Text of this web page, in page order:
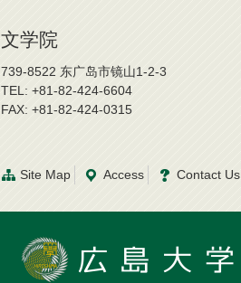
文学院
739-8522 东广岛市镜山1-2-3
TEL: +81-82-424-6604
FAX: +81-82-424-0315
Site Map Access Contact Us